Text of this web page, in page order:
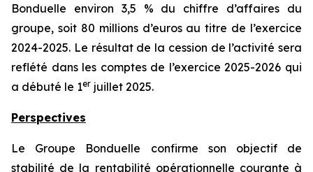
Bonduelle environ 3,5 % du chiffre d’affaires du
groupe, soit 80 millions d’euros au titre de l’exercice
2024-2025. Le résultat de la cession de l’activité sera
reflété dans les comptes de l’exercice 2025-2026 qui
a débuté le 1er juillet 2025.
Perspectives
Le Groupe Bonduelle confirme son objectif de
stabilité de la rentabilité opérationnelle courante à